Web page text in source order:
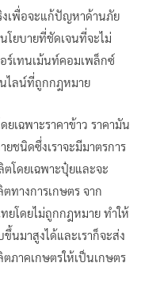
งเพื่อจะแก้ปัญหาด้านภัย
โยบายที่ชัดเจนที่จะไม่
ร์เทนเม้นท์คอมเพล็กซ์
ไลน์ที่ถูกกฎหมาย
เฉพาะราคาข้าว ราคามัน
ชนิดซึ่งเราจะมีมาตรการ
โดยเฉพาะปุ๋ยและจะ
างการเกษตร จาก
ยโดยไม่ถูกกฎหมาย ทำให้
นมาสูงได้และเราก็จะส่ง
ภาคเกษตรให้เป็นเกษตร